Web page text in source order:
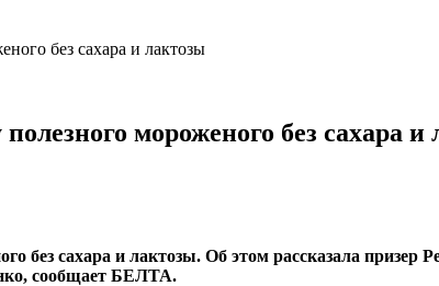
без сахара и лактозы
мороженого без сахара и
без сахара и лактозы. Об этом рассказала призер
сообщает БЕЛТА.